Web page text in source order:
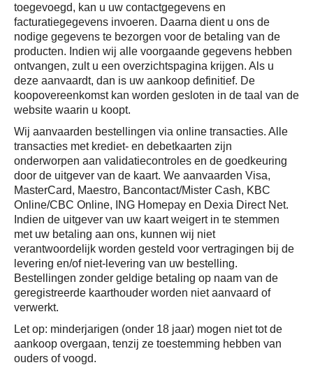
toegevoegd, kan u uw contactgegevens en
facturatiegegevens invoeren. Daarna dient u ons de
nodige gegevens te bezorgen voor de betaling van de
producten. Indien wij alle voorgaande gegevens hebben
ontvangen, zult u een overzichtspagina krijgen. Als u
deze aanvaardt, dan is uw aankoop definitief. De
koopovereenkomst kan worden gesloten in de taal van de
website waarin u koopt.
Wij aanvaarden bestellingen via online transacties. Alle
transacties met krediet- en debetkaarten zijn
onderworpen aan validatiecontroles en de goedkeuring
door de uitgever van de kaart. We aanvaarden Visa,
MasterCard, Maestro, Bancontact/Mister Cash, KBC
Online/CBC Online, ING Homepay en Dexia Direct Net.
Indien de uitgever van uw kaart weigert in te stemmen
met uw betaling aan ons, kunnen wij niet
verantwoordelijk worden gesteld voor vertragingen bij de
levering en/of niet-levering van uw bestelling.
Bestellingen zonder geldige betaling op naam van de
geregistreerde kaarthouder worden niet aanvaard of
verwerkt.
Let op: minderjarigen (onder 18 jaar) mogen niet tot de
aankoop overgaan, tenzij ze toestemming hebben van
ouders of voogd.